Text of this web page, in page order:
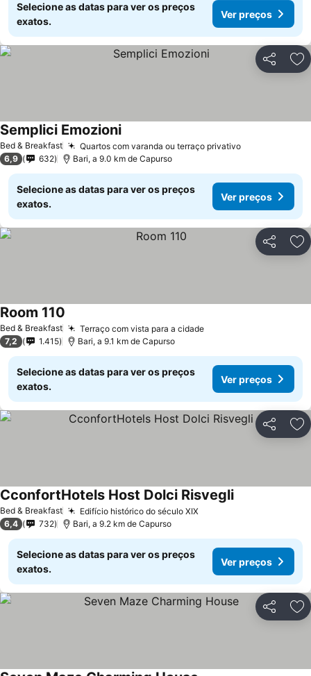
Selecione as datas para ver os preços
exatos.
Ver preços
Partilhar
Bed & Breakfast Quartos com varanda ou terraço privativo
Semplici Emozioni
6,9 632 Bari, a 9.0 km de Capurso
Selecione as datas para ver os preços
exatos.
Ver preços
Partilhar
Bed & Breakfast Terraço com vista para a cidade
Room 110
7,2 1.415 Bari, a 9.1 km de Capurso
Selecione as datas para ver os preços
exatos.
Ver preços
Partilhar
Bed & Breakfast Edifício histórico do século XIX
CconfortHotels Host Dolci Risvegli
6,4 732 Bari, a 9.2 km de Capurso
Selecione as datas para ver os preços
exatos.
Ver preços
Partilhar